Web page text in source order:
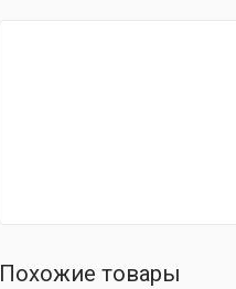
Похожие товары